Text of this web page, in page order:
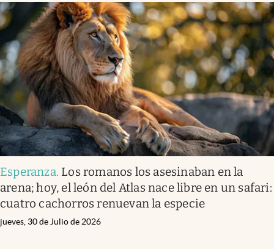
Esperanza. Los romanos los asesinaban en la
arena; hoy, el león del Atlas nace libre en un safari:
cuatro cachorros renuevan la especie
jueves, 30 de Julio de 2026